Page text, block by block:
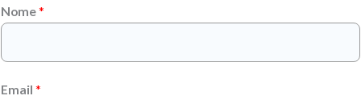
Nome*
Email *